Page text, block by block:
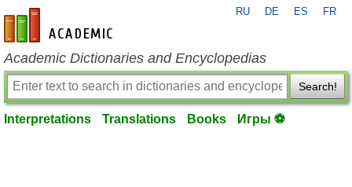
en-academic.com
RU DE ES FR
Academic Dictionaries and Encyclopedias
Search!
Interpretations Translations Books Игры ⚽